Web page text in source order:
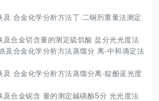
合金化学分析方法丁 二铜肟重量法测定
合金切含量的测定硫饥酸 盐分光光度法
及合金化学分析方法蒸馏分 离-中和滴定法
合金化学分析方法蒸馏分离-靛酚蓝光度
合金铌含 量的测定鋮磺酚S分 光光度法